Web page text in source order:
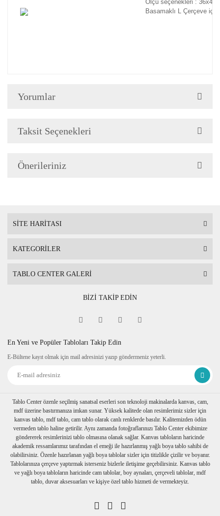
Ölçü seçenekleri :
Basamaklı L Çerçeve
Nakliye sırasında hasar
Yorumlar
Taksit Seçenekleri
Önerileriniz
SİTE HARİTASI
KATEGORİLER
TABLO CENTER GALERİ
BİZİ TAKİP EDİN
En Yeni ve Popüler Tabloları Takip Edin
E-Bültene kayıt olmak için mail adresinizi yazıp göndermeniz yeterli.
Tablo Center özenle seçilmiş sanatsal eserleri son teknoloji makinalarda kanvas, cam,
mdf üzerine bastırmanıza imkan sunar. Yüksek kalitede olan resimlerimiz sizler için
kanvas tablo, mdf tablo, cam tablo olarak canlı renklerde basılır. Kalitemizden ödün
vermeden tablo haline getirilir. Aynı zamanda fotoğraflarınızı Tablo Center ekibimize
göndererek resimlerinizi tablo olmasına olanak sağlar. Kanvas tabloların haricinde
akademik ressamlarımız tarafından el emeği ile hazırlanmış yağlı boya tablo sahibi de
olabilirsiniz. Özenle hazırlanan yağlı boya tablolar sizler için titizlikle çizilir ve boyanır.
Tablolarınıza çerçeve yaptırmak isterseniz bizlerle iletişime geçebilirsiniz. Kanvas tablo
ve yağlı boya tabloların haricinde cam tablolar, boy aynaları, çerçeveli tablolar, mdf
tablo, duvar aksesuarları ve kişiye özel tablo hizmeti de vermekteyiz.